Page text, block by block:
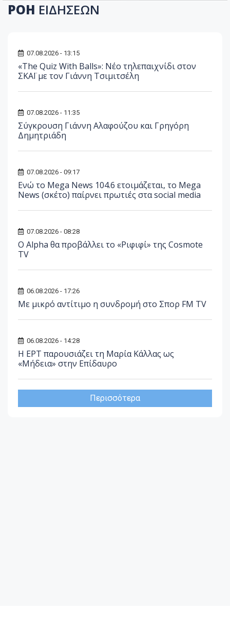
ΡΟΗ ΕΙΔΗΣΕΩΝ
07.08.2026 - 13:15
«The Quiz With Balls»: Νέο τηλεπαιχνίδι στον
ΣΚΑΪ με τον Γιάννη Τσιμιτσέλη
07.08.2026 - 11:35
Σύγκρουση Γιάννη Αλαφούζου και Γρηγόρη
Δημητριάδη
07.08.2026 - 09:17
Ενώ το Mega News 104.6 ετοιμάζεται, το Mega
News (σκέτο) παίρνει πρωτιές στα social media
07.08.2026 - 08:28
Ο Alpha θα προβάλλει το «Ριφιφί» της Cosmote
TV
06.08.2026 - 17:26
Με μικρό αντίτιμο η συνδρομή στο Σπορ FM TV
06.08.2026 - 14:28
Η ΕΡΤ παρουσιάζει τη Μαρία Κάλλας ως
«Μήδεια» στην Επίδαυρο
Περισσότερα